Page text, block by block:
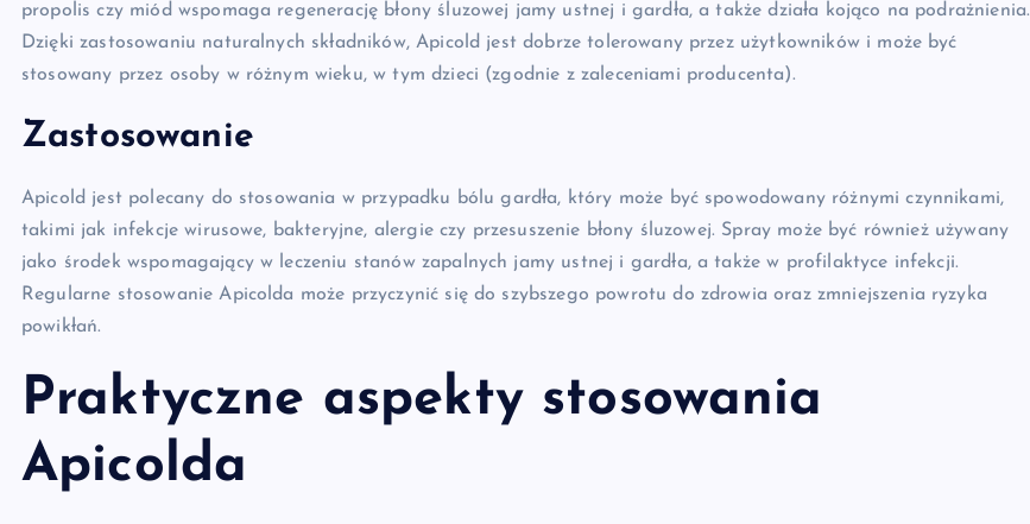
propolis czy miód wspomaga regenerację błony śluzowej jamy ustnej i gardła, a także działa kojąco na podrażnienia.
Dzięki zastosowaniu naturalnych składników, Apicold jest dobrze tolerowany przez użytkowników i może być
stosowany przez osoby w różnym wieku, w tym dzieci (zgodnie z zaleceniami producenta).
Zastosowanie
Apicold jest polecany do stosowania w przypadku bólu gardła, który może być spowodowany różnymi czynnikami,
takimi jak infekcje wirusowe, bakteryjne, alergie czy przesuszenie błony śluzowej. Spray może być również używany
jako środek wspomagający w leczeniu stanów zapalnych jamy ustnej i gardła, a także w profilaktyce infekcji.
Regularne stosowanie Apicolda może przyczynić się do szybszego powrotu do zdrowia oraz zmniejszenia ryzyka
powikłań.
Praktyczne aspekty stosowania
Apicolda